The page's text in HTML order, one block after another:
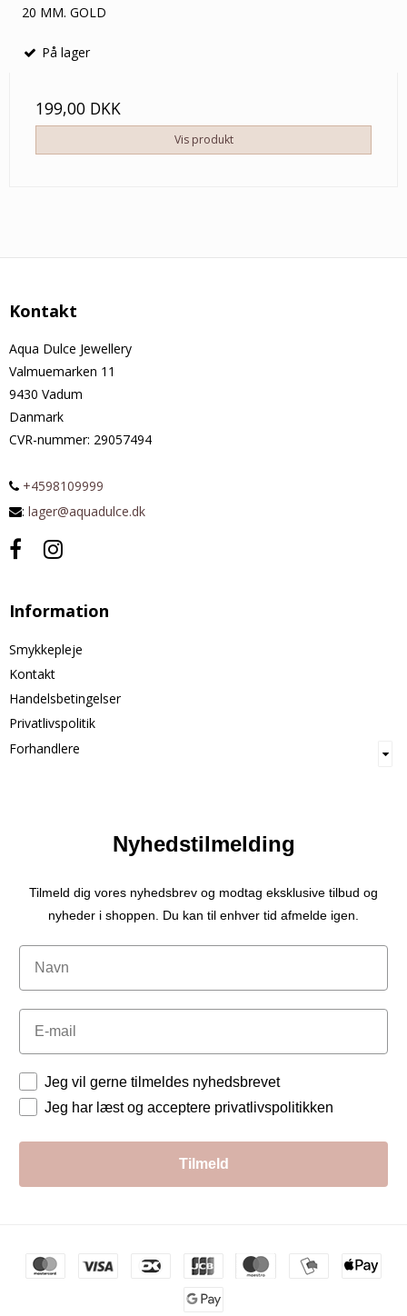
20 MM. GOLD
På lager
199,00 DKK
Vis produkt
Kontakt
Aqua Dulce Jewellery
Valmuemarken 11
9430 Vadum
Danmark
CVR-nummer: 29057494
+4598109999
: lager@aquadulce.dk
Information
Smykkepleje
Kontakt
Handelsbetingelser
Privatlivspolitik
Forhandlere
Nyhedstilmelding
Tilmeld dig vores nyhedsbrev og modtag eksklusive tilbud og
nyheder i shoppen. Du kan til enhver tid afmelde igen.
Navn
Email
Tilladelser
Jeg vil gerne tilmeldes nyhedsbrevet
Jeg har læst og acceptere privatlivspolitikken
Tilmeld